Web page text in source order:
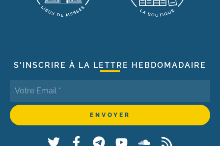
S'INSCRIRE À LA LETTRE HEBDOMADAIRE